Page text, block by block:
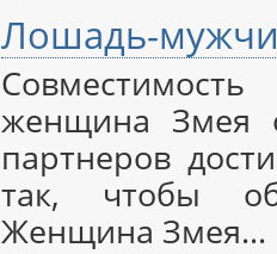
Лошадь-
женщина Змея
партнеров
так, чтобы
Женщина Змея…